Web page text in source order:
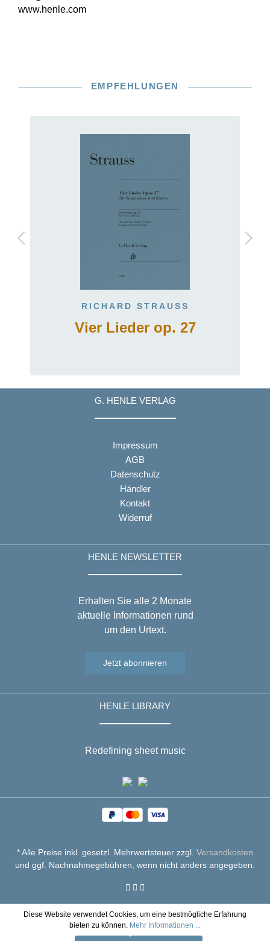
www.henle.com
EMPFEHLUNGEN
RICHARD STRAUSS
Vier Lieder op. 27
G. HENLE VERLAG
Impressum
AGB
Datenschutz
Händler
Kontakt
Widerruf
HENLE NEWSLETTER
Erhalten Sie alle 2 Monate
aktuelle Informationen rund
um den Urtext.
Jetzt abonnieren
HENLE LIBRARY
Redefining sheet music
* Alle Preise inkl. gesetzl. Mehrwertsteuer zzgl. Versandkosten
und ggf. Nachnahmegebühren, wenn nicht anders angegeben.
Diese Website verwendet Cookies, um eine bestmögliche Erfahrung
bieten zu können. Mehr Informationen ...